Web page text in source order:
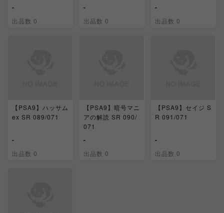
-
出品数 0
-
出品数 0
-
出品数 0
【PSA9】ハッサム
ex SR 089/071
-
出品数 0
【PSA9】暗号マニ
アの解読 SR 090/
071
-
出品数 0
【PSA9】セイジ S
R 091/071
-
出品数 0